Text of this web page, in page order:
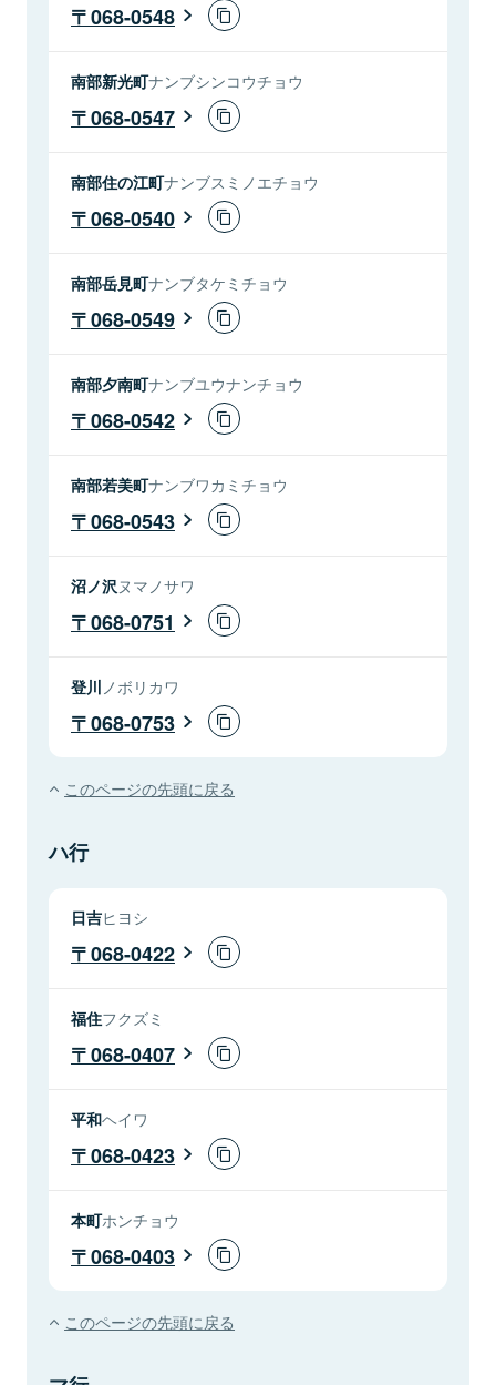
068-0548
南部新光町ナンブシンコウチョウ
068-0547
南部住の江町ナンブスミノエチョウ
068-0540
南部岳見町ナンブタケミチョウ
068-0549
南部夕南町ナンブユウナンチョウ
068-0542
南部若美町ナンブワカミチョウ
068-0543
沼ノ沢 ヌマノサワ
068-0751
登川 ノボリカワ
068-0753
このページの先頭に戻る
ハ行
日吉ヒヨシ
068-0422
福住フクズミ
068-0407
平和ヘイワ
068-0423
本町ホンチョウ
068-0403
このページの先頭に戻る